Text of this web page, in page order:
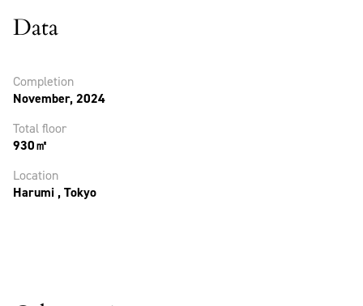
Data
Completion
November, 2024
Total floor
930㎡
Location
Harumi , Tokyo